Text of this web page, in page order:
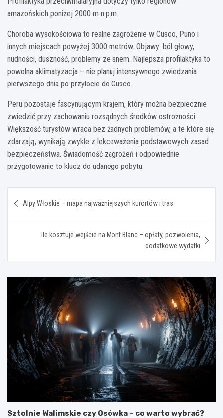
amazońskich poniżej 2000 m n.p.m.
Choroba wysokościowa to realne zagrożenie w Cusco, Puno i
innych miejscach powyżej 3000 metrów. Objawy: ból głowy,
nudności, duszność, problemy ze snem. Najlepsza profilaktyka to
powolna aklimatyzacja – nie planuj intensywnego zwiedzania
pierwszego dnia po przylocie do Cusco.
Peru pozostaje fascynującym krajem, który można bezpiecznie
zwiedzić przy zachowaniu rozsądnych środków ostrożności.
Większość turystów wraca bez żadnych problemów, a te które się
zdarzają, wynikają zwykle z lekceważenia podstawowych zasad
bezpieczeństwa. Świadomość zagrożeń i odpowiednie
przygotowanie to klucz do udanego pobytu.
wpisu
Alpy Włoskie – mapa najważniejszych kurortów i tras
Ile kosztuje wejście na Mont Blanc – opłaty, pozwolenia,
dodatkowe wydatki
Sztolnie Walimskie czy Osówka – co warto wybrać?